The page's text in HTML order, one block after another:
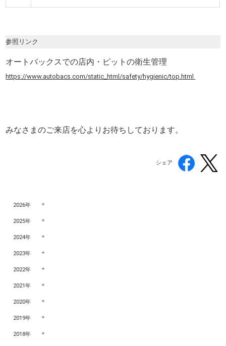
参照リンク
オートバックスでの店内・ピットの衛生管理
https://www.autobacs.com/static_html/safety/hygienic/top.html
みなさまのご来店を心よりお待ちしております。
シェア
2026年
2025年
2024年
2023年
2022年
2021年
2020年
2019年
2018年